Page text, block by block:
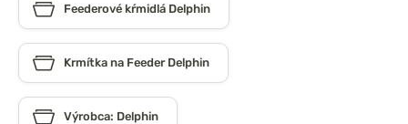
Feederové kŕmidlá Delphin
Krmítka na Feeder Delphin
Výrobca: Delphin